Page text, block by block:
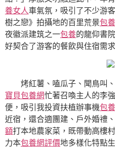
養女人車氣氛，吸引了不少游
樹之戀》拍攝地的百里荒景包養
夜徽派建筑之一包養的龍仰書
好契合了游客的餐飲與住宿需求
烤紅薯、嗑瓜子、聞鳥叫
寶貝包養網忙著召喚主人的李強
便，吸引我投資扶植辦事機包養
近宿，還合適團建、戶外婚禮
額打本地農家菜，既帶動高樓
力本包養網評價地多樣化特點